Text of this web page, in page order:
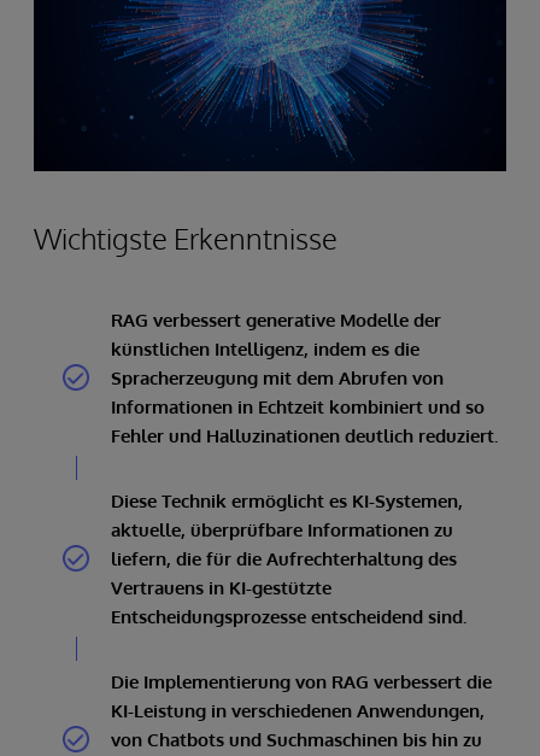
Wichtigste Erkenntnisse
RAG verbessert generative Modelle der
künstlichen Intelligenz, indem es die
Spracherzeugung mit dem Abrufen von
Informationen in Echtzeit kombiniert und so
Fehler und Halluzinationen deutlich reduziert.
Diese Technik ermöglicht es KI-Systemen,
aktuelle, überprüfbare Informationen zu
liefern, die für die Aufrechterhaltung des
Vertrauens in KI-gestützte
Entscheidungsprozesse entscheidend sind.
Die Implementierung von RAG verbessert die
KI-Leistung in verschiedenen Anwendungen,
von Chatbots und Suchmaschinen bis hin zu